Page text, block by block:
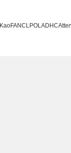
KaoFANCLPOLADHC